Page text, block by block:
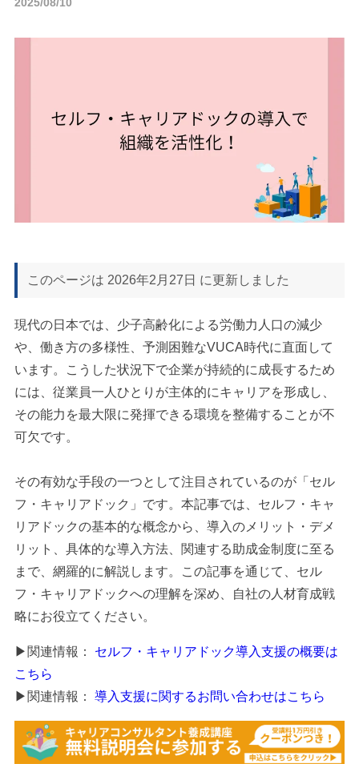
このページは2026年2月27日 に更新しました
現代の日本では、少子高齢化による労働力人口の減少
や、働き方の多様性、予測困難なVUCA時代に直面して
います。こうした状況下で企業が持続的に成長するため
には、従業員一人ひとりが主体的にキャリアを形成し、
その能力を最大限に発揮できる環境を整備することが不
可欠です。
その有効な手段の一つとして注目されているのが「セル
フ・キャリアドック」です。本記事では、セルフ・キャ
リアドックの基本的な概念から、導入のメリット・デメ
リット、具体的な導入方法、関連する助成金制度に至る
まで、網羅的に解説します。この記事を通じて、セル
フ・キャリアドックへの理解を深め、自社の人材育成戦
略にお役立てください。
▶関連情報： セルフ・キャリアドック導入支援の概要は
こちら
▶関連情報：導入支援に関するお問い合わせはこちら